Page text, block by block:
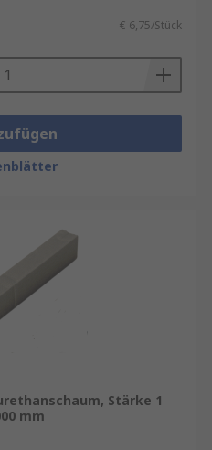
€ 6,75/Stück
Stärke 1
mm